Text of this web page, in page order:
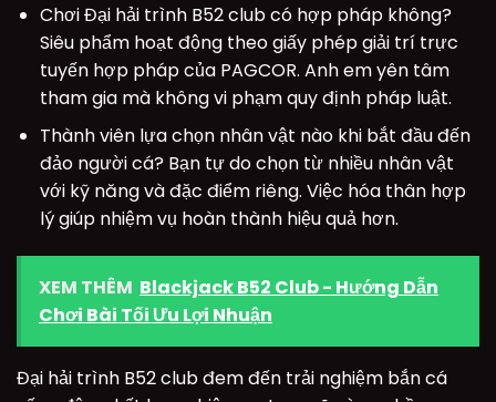
Chơi Đại hải trình B52 club có hợp pháp không?
Siêu phẩm hoạt động theo giấy phép giải trí trực
tuyến hợp pháp của PAGCOR. Anh em yên tâm
tham gia mà không vi phạm quy định pháp luật.
Thành viên lựa chọn nhân vật nào khi bắt đầu đến
đảo người cá? Bạn tự do chọn từ nhiều nhân vật
với kỹ năng và đặc điểm riêng. Việc hóa thân hợp
lý giúp nhiệm vụ hoàn thành hiệu quả hơn.
XEM THÊM Blackjack B52 Club - Hướng Dẫn
Chơi Bài Tối Ưu Lợi Nhuận
Đại hải trình B52 club đem đến trải nghiệm bắn cá